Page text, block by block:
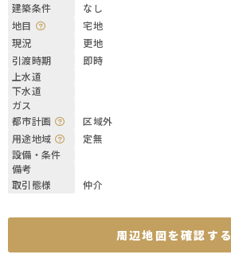
建築条件
なし
地目
宅地
現況
更地
引渡時期
即時
上水道
下水道
ガス
都市計画
区域外
用途地域
定無
設備・条件
備考
取引態様
仲介
周辺地図を確認する